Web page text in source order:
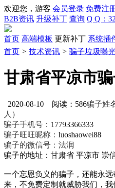
欢迎您，游客 会员登录 免费注
B2B资讯 升级补丁 查询 Q Q：
首页 高端模板 更新补丁 系统插
首页 > 技术资讯 > 骗子垃圾曝
甘肃省平凉市
2020-08-10 阅读：586骗子姓
人 ）
骗子手机号： 17793366333
骗子旺旺昵称： luoshaowei88
骗子的微信号： 法润
骗子的地址：甘肃省 平凉市 崇
一个忘恩负义的骗子，还能永
来，不免费定制就威胁我们，我